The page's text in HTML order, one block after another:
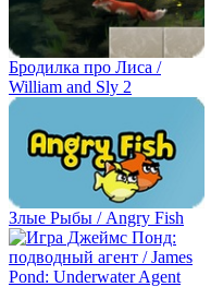
Бродилка про Лиса /
William and Sly 2
Злые Рыбы / Angry Fish